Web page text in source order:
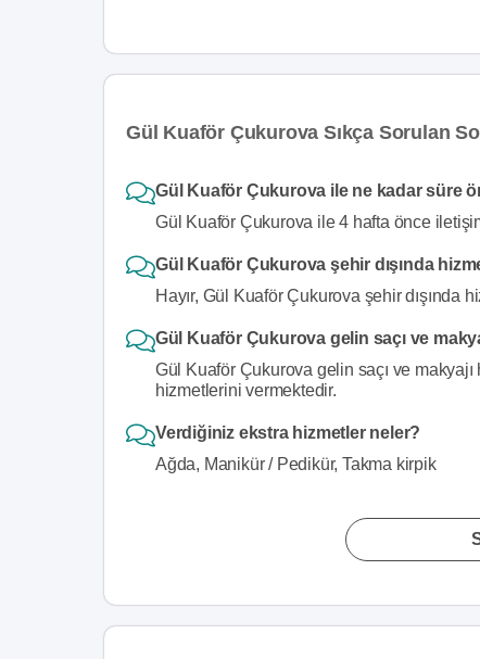
Gül Kuaför Çukurova Sıkça Sorulan
Gül Kuaför Çukurova ile ne kadar süre
Gül Kuaför Çukurova ile 4 hafta önce
Gül Kuaför Çukurova şehir dışında
Hayır, Gül Kuaför Çukurova şehir dışında
Gül Kuaför Çukurova gelin saçı ve
Gül Kuaför Çukurova gelin saçı ve
hizmetlerini vermektedir.
Verdiğiniz ekstra hizmetler neler?
Ağda, Manikür / Pedikür, Takma kirpik